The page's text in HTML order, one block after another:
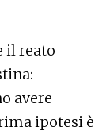
il reato
avere
ipotesi è